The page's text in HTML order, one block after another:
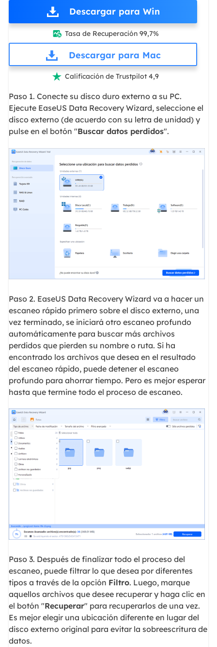
Descargar para Win
 Tasa de Recuperación 99,7%
Descargar para Mac
 Calificación de Trustpilot 4,9
Paso 1. Conecte su disco duro externo a su PC.
Ejecute EaseUS Data Recovery Wizard, seleccione el
disco externo (de acuerdo con su letra de unidad) y
pulse en el botón "Buscar datos perdidos".
Paso 2. EaseUS Data Recovery Wizard va a hacer un
escaneo rápido primero sobre el disco externo, una
vez terminado, se iniciará otro escaneo profundo
automáticamente para buscar más archivos
perdidos que pierden su nombre o ruta. Si ha
encontrado los archivos que desea en el resultado
del escaneo rápido, puede detener el escaneo
profundo para ahorrar tiempo. Pero es mejor esperar
hasta que termine todo el proceso de escaneo.
Paso 3. Después de finalizar todo el proceso del
escaneo, puede filtrar lo que desea por diferentes
tipos a través de la opción Filtro. Luego, marque
aquellos archivos que desee recuperar y haga clic en
el botón "Recuperar" para recuperarlos de una vez.
Es mejor elegir una ubicación diferente en lugar del
disco externo original para evitar la sobreescritura de
datos.